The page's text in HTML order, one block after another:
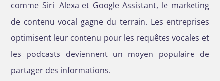
comme Siri, Alexa et Google Assistant, le marketing
de contenu vocal gagne du terrain. Les entreprises
optimisent leur contenu pour les requêtes vocales et
les podcasts deviennent un moyen populaire de
partager des informations.